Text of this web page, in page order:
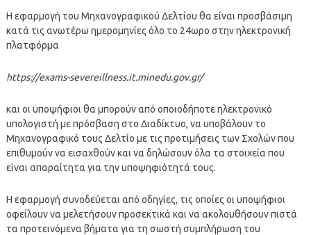
Η εφαρμογή του Μηχανογραφικού Δελτίου θα είναι προσβάσιμη
κατά τις ανωτέρω ημερομηνίες όλο το 24ωρο στην ηλεκτρονική
πλατφόρμα
https://exams-severeillness.it.minedu.gov.gr/
και οι υποψήφιοι θα μπορούν από οποιοδήποτε ηλεκτρονικό
υπολογιστή με πρόσβαση στο Διαδίκτυο, να υποβάλουν το
Μηχανογραφικό τους Δελτίο με τις προτιμήσεις των Σχολών που
επιθυμούν να εισαχθούν και να δηλώσουν όλα τα στοιχεία που
είναι απαραίτητα για την υποψηφιότητά τους.
Η εφαρμογή συνοδεύεται από οδηγίες, τις οποίες οι υποψήφιοι
οφείλουν να μελετήσουν προσεκτικά και να ακολουθήσουν πιστά
τα προτεινόμενα βήματα για τη σωστή συμπλήρωση του